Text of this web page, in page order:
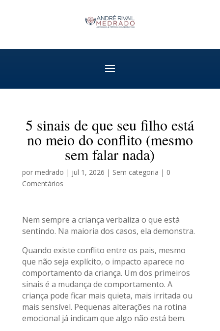
5 sinais de que seu filho está
no meio do conflito (mesmo
sem falar nada)
por medrado | jul 1, 2026 | Sem categoria | 0
Comentários
Nem sempre a criança verbaliza o que está
sentindo. Na maioria dos casos, ela demonstra.
Quando existe conflito entre os pais, mesmo
que não seja explícito, o impacto aparece no
comportamento da criança. Um dos primeiros
sinais é a mudança de comportamento. A
criança pode ficar mais quieta, mais irritada ou
mais sensível. Pequenas alterações na rotina
emocional já indicam que algo não está bem.